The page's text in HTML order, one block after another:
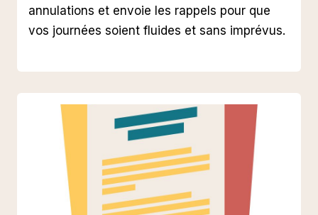
annulations et envoie les rappels pour que
vos journées soient fluides et sans imprévus.